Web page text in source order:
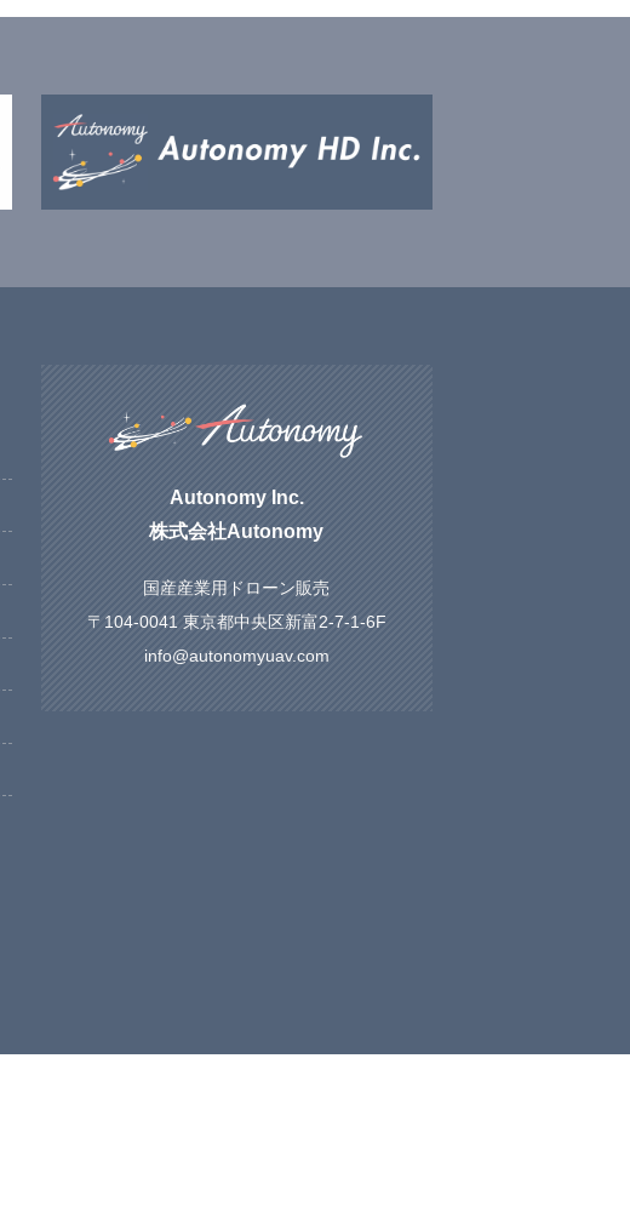
Autonomy Inc.
株式会社Autonomy
国産産業用ドローン販売
〒104-0041 東京都中央区新富2-7-1-6F
info@autonomyuav.com